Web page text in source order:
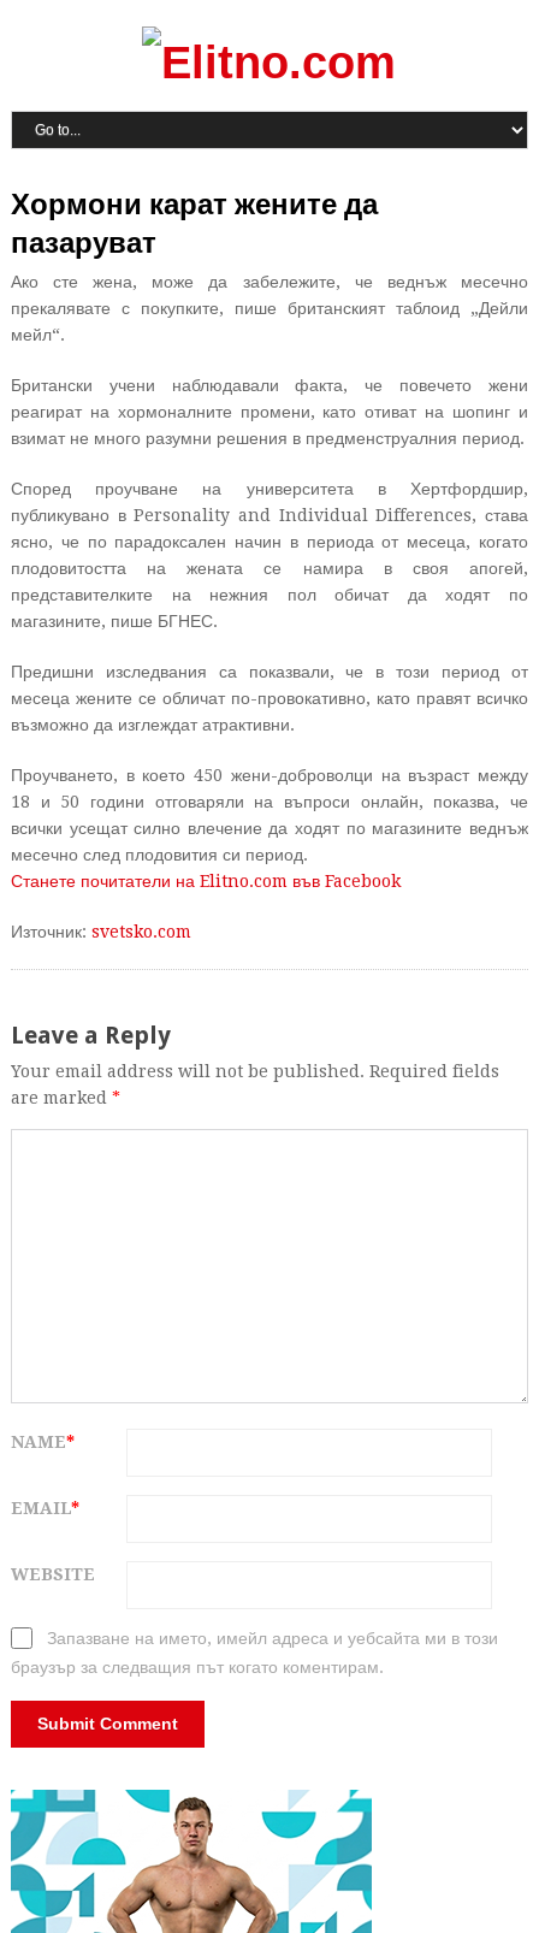
Хормони карат жените да
пазаруват
Ако сте жена, може да забележите, че веднъж месечно
прекалявате с покупките, пише британският таблоид „Дейли
мейл“.
Британски учени наблюдавали факта, че повечето жени
реагират на хормоналните промени, като отиват на шопинг и
взимат не много разумни решения в предменструалния период.
Според проучване на университета в Хертфордшир,
публикувано в Personality and Individual Differences, става
ясно, че по парадоксален начин в периода от месеца, когато
плодовитостта на жената се намира в своя апогей,
представителките на нежния пол обичат да ходят по
магазините, пише БГНЕС.
Предишни изследвания са показвали, че в този период от
месеца жените се обличат по-провокативно, като правят всичко
възможно да изглеждат атрактивни.
Проучването, в което 450 жени-доброволци на възраст между
18 и 50 години отговаряли на въпроси онлайн, показва, че
всички усещат силно влечение да ходят по магазините веднъж
месечно след плодовития си период.
Станете почитатели на Elitno.com във Facebook
Източник: svetsko.com
Leave a Reply
Your email address will not be published. Required fields
are marked *
NAME*
EMAIL*
WEBSITE
Запазване на името, имейл адреса и уебсайта ми в този
браузър за следващия път когато коментирам.